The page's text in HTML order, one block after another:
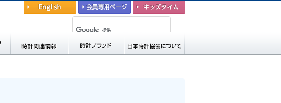
会員専用ページ キッズタイム